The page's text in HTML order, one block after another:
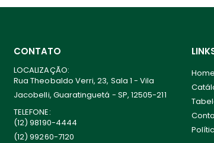
CONTATO
LOCALIZAÇÃO:
Rua Theobaldo Verri, 23, Sala 1 - Vila
Jacobelli, Guaratinguetá - SP, 12505-211
TELEFONE:
(12) 98190-4444
(12) 99260-7120
Home